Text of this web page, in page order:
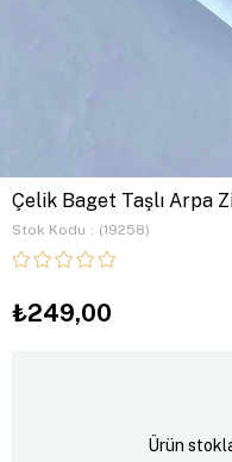
Çelik Baget Taşlı Arpa
Stok Kodu (19258)
₺249,00
Ürün